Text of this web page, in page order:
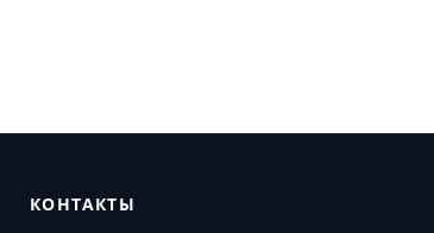
КОНТАКТЫ